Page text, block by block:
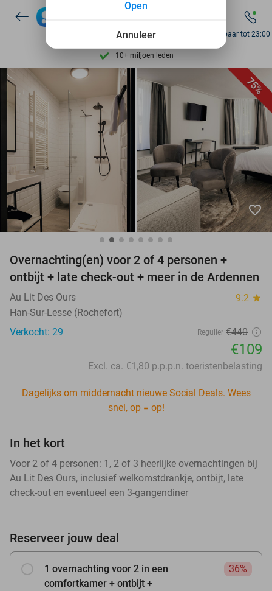
7 dagen per week beschikbaar
10+ miljoen leden
9,4 op basis van
Ontdek 15.000+ deals
7 dagen per week beschikbaar
10+ miljoen leden
Bereikbaar tot 23:00
75%
favorite_border
Overnachting(en) voor 2 of 4 personen +
ontbijt + late check-out + meer in de Ardennen
Au Lit Des Ours 9.2 star
Han-Sur-Lesse (Rochefort)
Verkocht: 29
Regulier €440
€109
Excl. ca. €1,80 p.p.p.n. toeristenbelasting
Dagelijks om middernacht nieuwe Social Deals. Wees
snel, op = op!
In het kort
Voor 2 of 4 personen: 1, 2 of 3 heerlijke overnachtingen bij
Au Lit Des Ours, inclusief welkomstdrankje, ontbijt, late
check-out en eventueel een 3-gangendiner
Reserveer jouw deal
1 overnachting voor 2 in een
comfortkamer + ontbijt +
36%
Annuleer
Open